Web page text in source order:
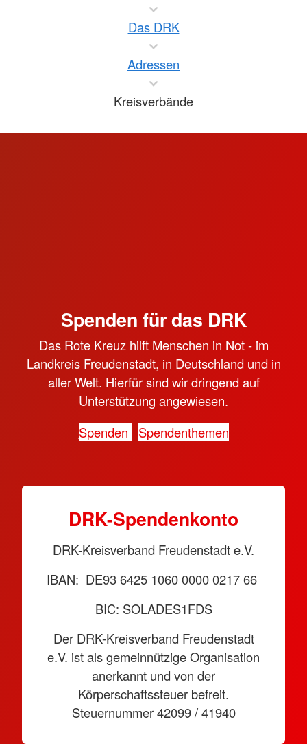
Das DRK
Adressen
Kreisverbände
Spenden für das DRK
Das Rote Kreuz hilft Menschen in Not - im
Landkreis Freudenstadt, in Deutschland und in
aller Welt. Hierfür sind wir dringend auf
Unterstützung angewiesen.
Spenden
Spendenthemen
DRK-Spendenkonto
DRK-Kreisverband Freudenstadt e.V.
IBAN: DE93 6425 1060 0000 0217 66
BIC: SOLADES1FDS
Der DRK-Kreisverband Freudenstadt
e.V. ist als gemeinnützige Organisation
anerkannt und von der
Körperschaftssteuer befreit.
Steuernummer 42099 / 41940